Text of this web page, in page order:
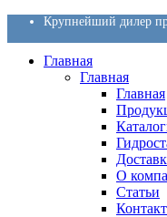
Крупнейший дилер
Главная
Главная
Главная
О
Статьи